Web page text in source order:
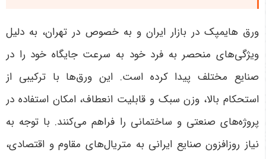
ورق هایمپک در بازار ایران و به خصوص در تهران، به دلیل
ویژگی‌های منحصر به فرد خود به سرعت جایگاه خود را در
صنایع مختلف پیدا کرده است. این ورق‌ها با ترکیبی از
استحکام بالا، وزن سبک و قابلیت انعطاف، امکان استفاده در
پروژه‌های صنعتی و ساختمانی را فراهم می‌کنند. با توجه به
نیاز روزافزون صنایع ایرانی به متریال‌های مقاوم و اقتصادی،